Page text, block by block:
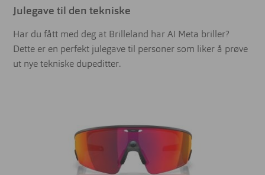
Julegave til den tekniske
Har du fått med deg at Brilleland har AI Meta briller?
Dette er en perfekt julegave til personer som liker å prøve
ut nye tekniske dupeditter.